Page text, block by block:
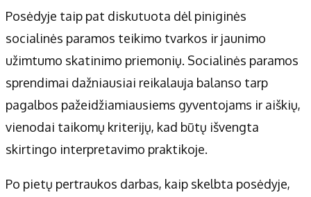
Posėdyje taip pat diskutuota dėl piniginės
socialinės paramos teikimo tvarkos ir jaunimo
užimtumo skatinimo priemonių. Socialinės paramos
sprendimai dažniausiai reikalauja balanso tarp
pagalbos pažeidžiamiausiems gyventojams ir aiškių,
vienodai taikomų kriterijų, kad būtų išvengta
skirtingo interpretavimo praktikoje.
Po pietų pertraukos darbas, kaip skelbta posėdyje,